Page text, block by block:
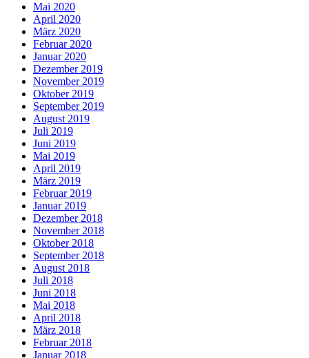
Mai 2020
April 2020
März 2020
Februar 2020
Januar 2020
Dezember 2019
November 2019
Oktober 2019
September 2019
August 2019
Juli 2019
Juni 2019
Mai 2019
April 2019
März 2019
Februar 2019
Januar 2019
Dezember 2018
November 2018
Oktober 2018
September 2018
August 2018
Juli 2018
Juni 2018
Mai 2018
April 2018
März 2018
Februar 2018
Januar 2018